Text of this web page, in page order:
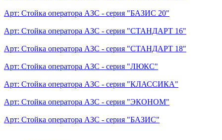
Арт: Стойка оператора АЗС - серия "БАЗИС 20"
Арт: Стойка оператора АЗС - серия "СТАНДАРТ 16"
Арт: Стойка оператора АЗС - серия "СТАНДАРТ 18"
Арт: Стойка оператора АЗС - серия "ЛЮКС"
Арт: Стойка оператора АЗС - серия "КЛАССИКА"
Арт: Стойка оператора АЗС - серия "ЭКОНОМ"
Арт: Стойка оператора АЗС - серия "БАЗИС"